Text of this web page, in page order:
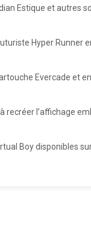
Estique et autres
Hyper Runner
Evercade et
recréer l’affichage
Boy disponibles